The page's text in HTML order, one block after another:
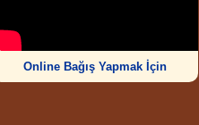
Online Bağış Yapmak İçin